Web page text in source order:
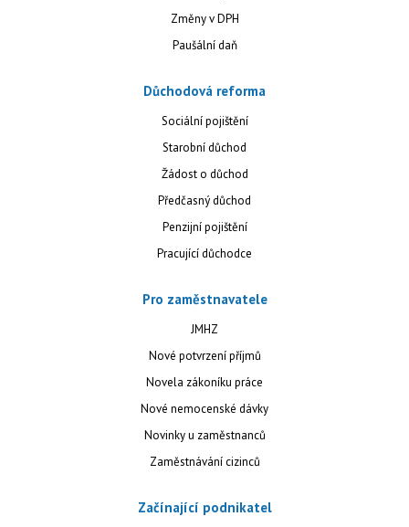
Změny v DPH
Paušální daň
Důchodová reforma
Sociální pojištění
Starobní důchod
Žádost o důchod
Předčasný důchod
Penzijní pojištění
Pracující důchodce
Pro zaměstnavatele
JMHZ
Nové potvrzení příjmů
Novela zákoníku práce
Nové nemocenské dávky
Novinky u zaměstnanců
Zaměstnávání cizinců
Začínající podnikatel